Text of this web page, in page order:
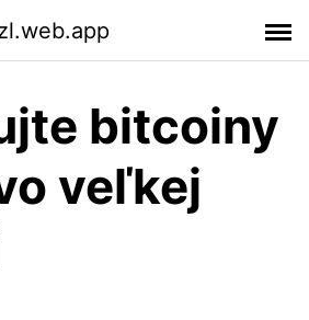
bitcoiny
veľkej